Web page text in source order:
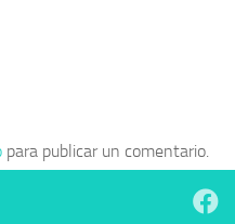
para publicar un comentario.